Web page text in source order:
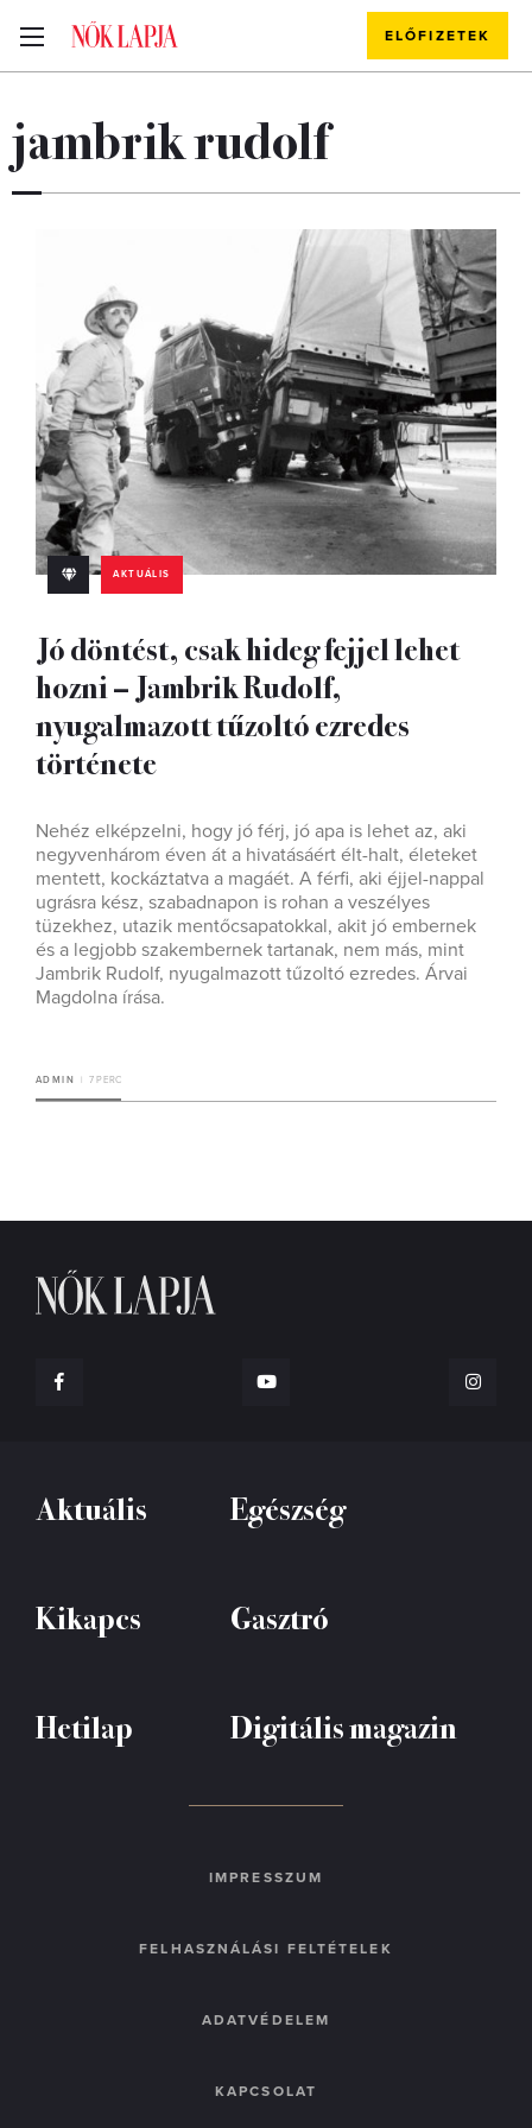
ELŐFIZETEK
jambrik rudolf
AKTUÁLIS
Jó döntést, csak hideg fejjel lehet
hozni – Jambrik Rudolf,
nyugalmazott tűzoltó ezredes
története
Nehéz elképzelni, hogy jó férj, jó apa is lehet az, aki
negyvenhárom éven át a hivatásáért élt-halt, életeket
mentett, kockáztatva a magáét. A férfi, aki éjjel-nappal
ugrásra kész, szabadnapon is rohan a veszélyes
tüzekhez, utazik mentőcsapatokkal, akit jó embernek
és a legjobb szakembernek tartanak, nem más, mint
Jambrik Rudolf, nyugalmazott tűzoltó ezredes. Árvai
Magdolna írása.
ADMIN 7 PERC
Aktuális Egészség
Kikapcs Gasztró
Hetilap Digitális magazin
IMPRESSZUM
FELHASZNÁLÁSI FELTÉTELEK
ADATVÉDELEM
KAPCSOLAT